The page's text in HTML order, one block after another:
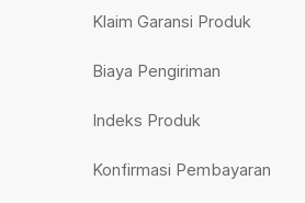
Klaim Garansi Produk
Biaya Pengiriman
Indeks Produk
Konfirmasi Pembayaran